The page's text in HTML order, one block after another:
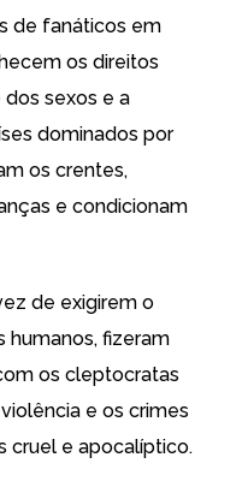
de fanáticos em
os direitos
dos sexos e a
dominados por
os crentes,
e condicionam
de exigirem o
humanos, fizeram
os cleptocratas
e os crimes
cruel e apocalíptico.